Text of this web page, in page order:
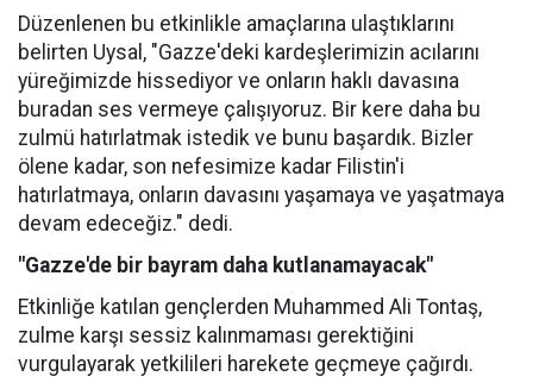
Düzenlenen bu etkinlikle amaçlarına ulaştıklarını
belirten Uysal, "Gazze'deki kardeşlerimizin acılarını
yüreğimizde hissediyor ve onların haklı davasına
buradan ses vermeye çalışıyoruz. Bir kere daha bu
zulmü hatırlatmak istedik ve bunu başardık. Bizler
ölene kadar, son nefesimize kadar Filistin'i
hatırlatmaya, onların davasını yaşamaya ve yaşatmaya
devam edeceğiz." dedi.
"Gazze'de bir bayram daha kutlanamayacak"
Etkinliğe katılan gençlerden Muhammed Ali Tontaş,
zulme karşı sessiz kalınmaması gerektiğini
vurgulayarak yetkilileri harekete geçmeye çağırdı.